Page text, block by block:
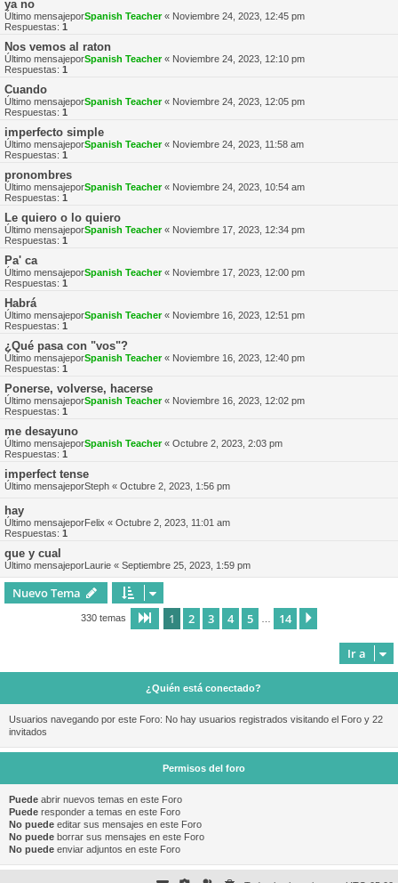
ya no
Último mensajeporSpanish Teacher« Noviembre 24, 2023, 12:45 pm
Respuestas: 1
Nos vemos al raton
Último mensajeporSpanish Teacher« Noviembre 24, 2023, 12:10 pm
Respuestas: 1
Cuando
Último mensajeporSpanish Teacher« Noviembre 24, 2023, 12:05 pm
Respuestas: 1
imperfecto simple
Último mensajeporSpanish Teacher« Noviembre 24, 2023, 11:58 am
Respuestas: 1
pronombres
Último mensajeporSpanish Teacher« Noviembre 24, 2023, 10:54 am
Respuestas: 1
Le quiero o lo quiero
Último mensajeporSpanish Teacher« Noviembre 17, 2023, 12:34 pm
Respuestas: 1
Pa' ca
Último mensajeporSpanish Teacher« Noviembre 17, 2023, 12:00 pm
Respuestas: 1
Habrá
Último mensajeporSpanish Teacher« Noviembre 16, 2023, 12:51 pm
Respuestas: 1
¿Qué pasa con "vos"?
Último mensajeporSpanish Teacher« Noviembre 16, 2023, 12:40 pm
Respuestas: 1
Ponerse, volverse, hacerse
Último mensajeporSpanish Teacher« Noviembre 16, 2023, 12:02 pm
Respuestas: 1
me desayuno
Último mensajeporSpanish Teacher« Octubre 2, 2023, 2:03 pm
Respuestas: 1
imperfect tense
Último mensajeporSteph « Octubre 2, 2023, 1:56 pm
hay
Último mensajeporFelix « Octubre 2, 2023, 11:01 am
Respuestas: 1
que y cual
Último mensajeporLaurie « Septiembre 25, 2023, 1:59 pm
Nuevo Tema
330 temas Página de 14
1 2 3 4 5 14
Ir a
¿Quién está conectado?
Usuarios navegando por este Foro: No hay usuarios registrados visitando el Foro y 22
invitados
Permisos del foro
Puede abrir nuevos temas en este Foro
Puede responder a temas en este Foro
No puede editar sus mensajes en este Foro
No puede borrar sus mensajes en este Foro
No puede enviar adjuntos en este Foro